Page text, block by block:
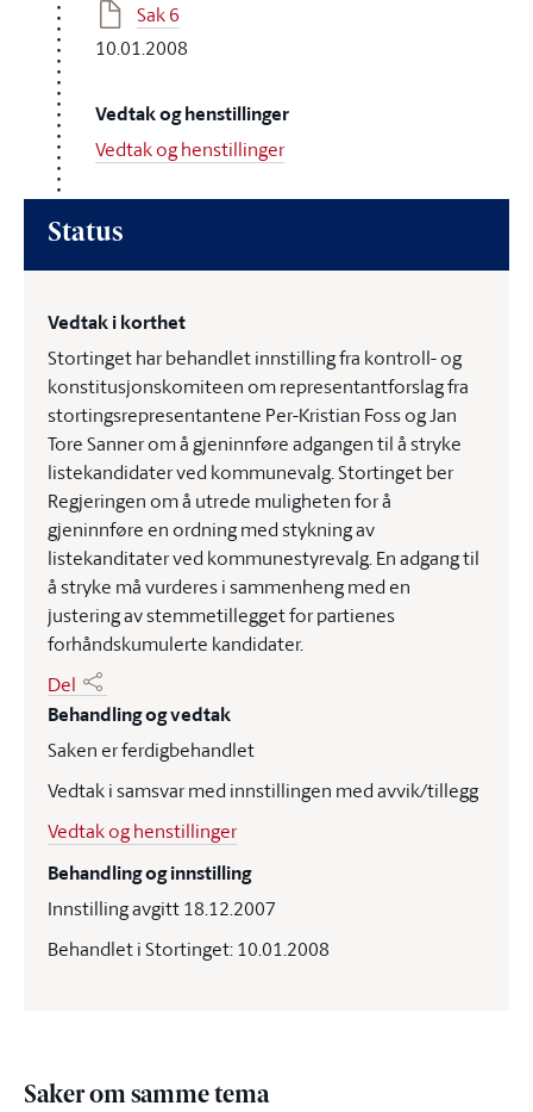
Sak 6
10.01.2008
Vedtak og henstillinger
Vedtak og henstillinger
Status
Vedtak i korthet
Stortinget har behandlet innstilling fra kontroll- og
konstitusjonskomiteen om representantforslag fra
stortingsrepresentantene Per-Kristian Foss og Jan
Tore Sanner om å gjeninnføre adgangen til å stryke
listekandidater ved kommunevalg. Stortinget ber
Regjeringen om å utrede muligheten for å
gjeninnføre en ordning med stykning av
listekanditater ved kommunestyrevalg. En adgang til
å stryke må vurderes i sammenheng med en
justering av stemmetillegget for partienes
forhåndskumulerte kandidater.
Del
Behandling og vedtak
Saken er ferdigbehandlet
Vedtak i samsvar med innstillingen med avvik/tillegg
Vedtak og henstillinger
Behandling og innstilling
Innstilling avgitt 18.12.2007
Behandlet i Stortinget: 10.01.2008
Saker om samme tema